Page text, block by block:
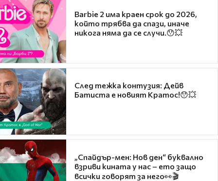
Barbie 2 има краен срок до 2026,
който трябва да спази, иначе
никога няма да се случи.😯💥
След тежка контузия: Дейв
Батиста е новият Кратос!😯💥
„Спайдър-мен: Нов ден“ буквално
взриви кината у нас – ето защо
всички говорят за него👀🎬